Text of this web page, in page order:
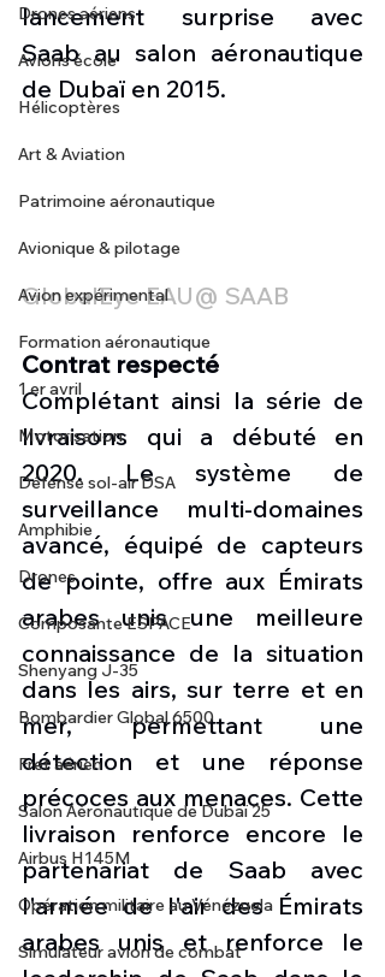
Drones aériens
Avions école
Hélicoptères
Art & Aviation
Patrimoine aéronautique
Avionique & pilotage
Avion expérimental
Formation aéronautique
1 er avril
Motorisation
Défense sol-air DSA
Amphibie
Drones
Composante ESPACE
Shenyang J-35
Bombardier Global 6500
Fret aérien
Salon Aéronautique de Dubaï 25
Airbus H145M
Opération militaire au Vénézuela
Simulateur avion de combat
lancement surprise avec
Saab au salon aéronautique
de Dubaï en 2015.
GlobalEye EAU@ SAAB
Contrat respecté
Complétant ainsi la série de
livraisons qui a débuté en
2020. Le système de
surveillance multi-domaines
avancé, équipé de capteurs
de pointe, offre aux Émirats
arabes unis une meilleure
connaissance de la situation
dans les airs, sur terre et en
mer, permettant une
détection et une réponse
précoces aux menaces. Cette
livraison renforce encore le
partenariat de Saab avec
l'armée de l'air des Émirats
arabes unis et renforce le